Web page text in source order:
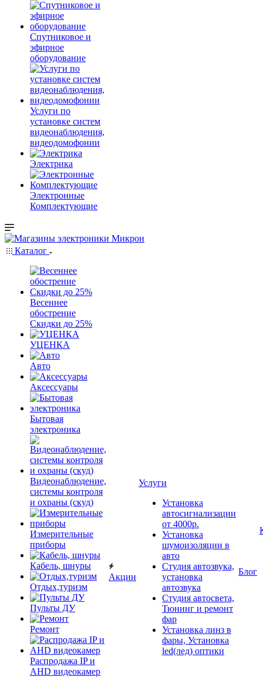
Спутниковое и
эфирное
оборудование
Услуги по
установке систем
видеонаблюдения,
видеодомофонии
Электрика
Электронные
Комплектующие
Каталог
Весеннее
обострение
Скидки до 25%
УЦЕНКА
Авто
Аксессуары
Бытовая
электроника
Видеонаблюдение,
системы контроля
и охраны (скуд)
Измерительные
приборы
Кабель, шнуры
Отдых,туризм
Пульты ДУ
Ремонт
Распродажа IP и
AHD видеокамер
Акции
Услуги
Установка
автосигнализации
от 4000р.
Установка
шумоизоляции в
авто
Студия автозвука,
установка
автозвука
Студия автосвета,
Тюнинг и ремонт
фар
Установка линз в
фары, Установка
led(лед) оптики
Блог